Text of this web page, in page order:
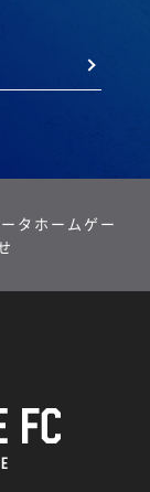
タホームゲー